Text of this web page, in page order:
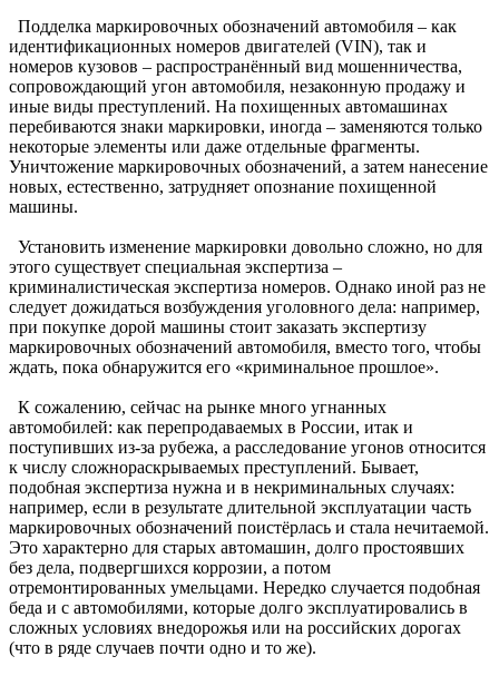
Подделка маркировочных обозначений автомобиля – как
идентификационных номеров двигателей (VIN), так и
номеров кузовов – распространённый вид мошенничества,
сопровождающий угон автомобиля, незаконную продажу и
иные виды преступлений. На похищенных автомашинах
перебиваются знаки маркировки, иногда – заменяются только
некоторые элементы или даже отдельные фрагменты.
Уничтожение маркировочных обозначений, а затем нанесение
новых, естественно, затрудняет опознание похищенной
машины.
Установить изменение маркировки довольно сложно, но для
этого существует специальная экспертиза –
криминалистическая экспертиза номеров. Однако иной раз не
следует дожидаться возбуждения уголовного дела: например,
при покупке дорой машины стоит заказать экспертизу
маркировочных обозначений автомобиля, вместо того, чтобы
ждать, пока обнаружится его «криминальное прошлое».
К сожалению, сейчас на рынке много угнанных
автомобилей: как перепродаваемых в России, итак и
поступивших из-за рубежа, а расследование угонов относится
к числу сложнораскрываемых преступлений. Бывает,
подобная экспертиза нужна и в некриминальных случаях:
например, если в результате длительной эксплуатации часть
маркировочных обозначений поистёрлась и стала нечитаемой.
Это характерно для старых автомашин, долго простоявших
без дела, подвергшихся коррозии, а потом
отремонтированных умельцами. Нередко случается подобная
беда и с автомобилями, которые долго эксплуатировались в
сложных условиях внедорожья или на российских дорогах
(что в ряде случаев почти одно и то же).